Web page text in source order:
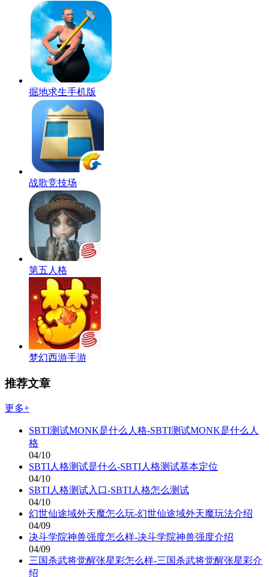
掘地求生手机版
战歌竞技场
第五人格
梦幻西游手游
推荐文章
更多+
SBTI测试MONK是什么人格-SBTI测试MONK是什么人
格
04/10
SBTI人格测试是什么-SBTI人格测试基本定位
04/10
SBTI人格测试入口-SBTI人格怎么测试
04/10
幻世仙途域外天魔怎么玩-幻世仙途域外天魔玩法介绍
04/09
决斗学院神兽强度怎么样-决斗学院神兽强度介绍
04/09
三国杀武将觉醒张星彩怎么样-三国杀武将觉醒张星彩介
绍